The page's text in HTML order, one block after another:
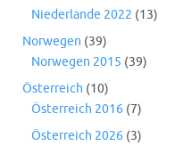
Niederlande 2022 (13)
Norwegen (39)
Norwegen 2015 (39)
Österreich (10)
Österreich 2016 (7)
Österreich 2026 (3)